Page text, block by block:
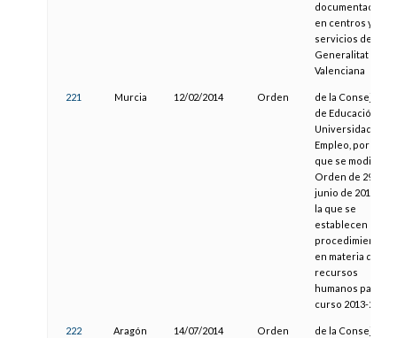
documentación,
en centros y
servicios de la
Generalitat
Valenciana
221 Murcia 12/02/2014 Orden
de la Consejería
de Educación,
Universidades y
Empleo, por la
que se modifica la
Orden de 29 de
junio de 2013, por
la que se
establecen
procedimientos
en materia de
recursos
humanos para el
curso 2013-2014
222 Aragón 14/07/2014 Orden
de la Consejera